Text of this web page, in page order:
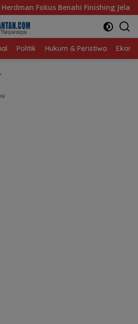
Jelang Lawan Singapura
Politik Hukum & Peristiwa